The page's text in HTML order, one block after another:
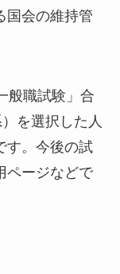
国会の維持管
般職試験」合
を選択した人
す。今後の試
ページなどで